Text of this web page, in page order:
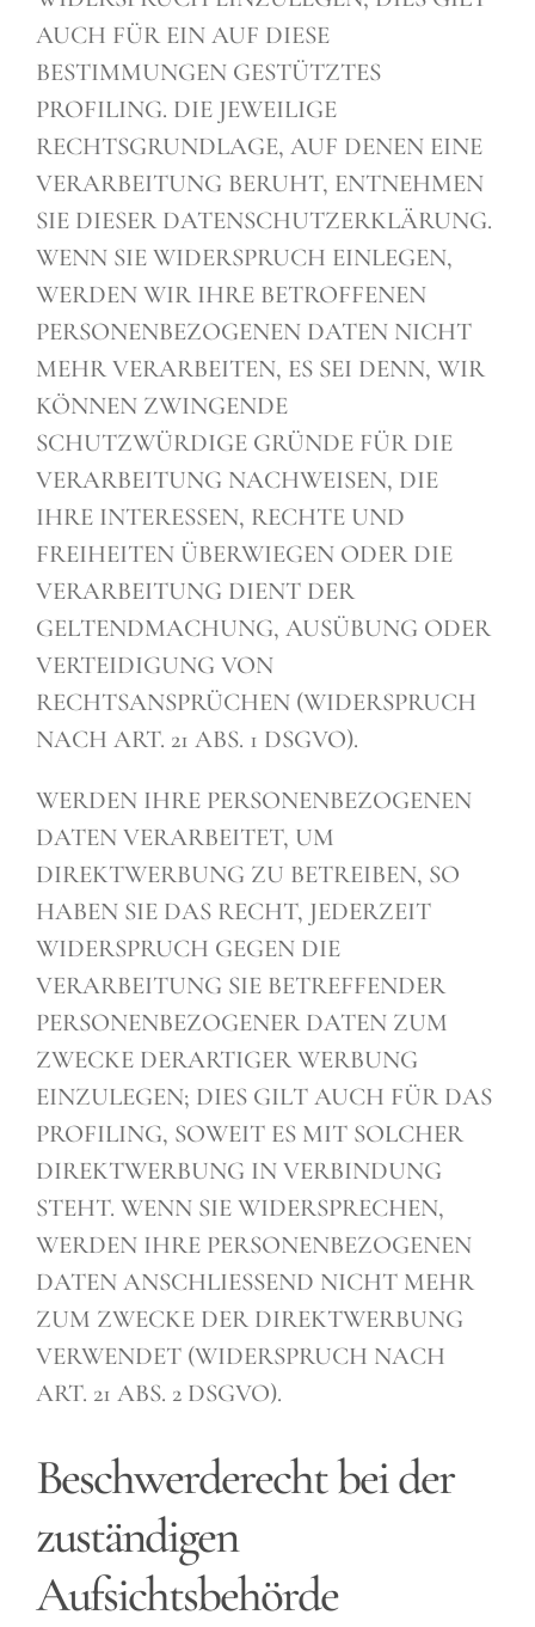
AUCH FÜR EIN AUF DIESE
BESTIMMUNGEN GESTÜTZTES
PROFILING. DIE JEWEILIGE
RECHTSGRUNDLAGE, AUF DENEN EINE
VERARBEITUNG BERUHT, ENTNEHMEN
SIE DIESER DATENSCHUTZERKLÄRUNG.
WENN SIE WIDERSPRUCH EINLEGEN,
WERDEN WIR IHRE BETROFFENEN
PERSONENBEZOGENEN DATEN NICHT
MEHR VERARBEITEN, ES SEI DENN, WIR
KÖNNEN ZWINGENDE
SCHUTZWÜRDIGE GRÜNDE FÜR DIE
VERARBEITUNG NACHWEISEN, DIE
IHRE INTERESSEN, RECHTE UND
FREIHEITEN ÜBERWIEGEN ODER DIE
VERARBEITUNG DIENT DER
GELTENDMACHUNG, AUSÜBUNG ODER
VERTEIDIGUNG VON
RECHTSANSPRÜCHEN (WIDERSPRUCH
NACH ART. 21 ABS. 1 DSGVO).
WERDEN IHRE PERSONENBEZOGENEN
DATEN VERARBEITET, UM
DIREKTWERBUNG ZU BETREIBEN, SO
HABEN SIE DAS RECHT, JEDERZEIT
WIDERSPRUCH GEGEN DIE
VERARBEITUNG SIE BETREFFENDER
PERSONENBEZOGENER DATEN ZUM
ZWECKE DERARTIGER WERBUNG
EINZULEGEN; DIES GILT AUCH FÜR DAS
PROFILING, SOWEIT ES MIT SOLCHER
DIREKTWERBUNG IN VERBINDUNG
STEHT. WENN SIE WIDERSPRECHEN,
WERDEN IHRE PERSONENBEZOGENEN
DATEN ANSCHLIESSEND NICHT MEHR
ZUM ZWECKE DER DIREKTWERBUNG
VERWENDET (WIDERSPRUCH NACH
ART. 21 ABS. 2 DSGVO).
Beschwerderecht bei der
zuständigen
Aufsichtsbehörde